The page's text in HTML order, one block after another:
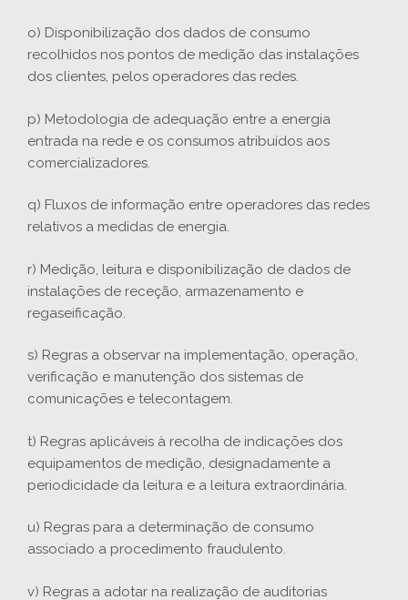
o) Disponibilização dos dados de consumo
recolhidos nos pontos de medição das instalações
dos clientes, pelos operadores das redes.
p) Metodologia de adequação entre a energia
entrada na rede e os consumos atribuídos aos
comercializadores.
q) Fluxos de informação entre operadores das redes
relativos a medidas de energia.
r) Medição, leitura e disponibilização de dados de
instalações de receção, armazenamento e
regaseificação.
s) Regras a observar na implementação, operação,
verificação e manutenção dos sistemas de
comunicações e telecontagem.
t) Regras aplicáveis à recolha de indicações dos
equipamentos de medição, designadamente a
periodicidade da leitura e a leitura extraordinária.
u) Regras para a determinação de consumo
associado a procedimento fraudulento.
v) Regras a adotar na realização de auditorias